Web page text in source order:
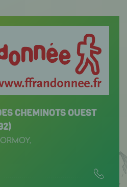
CHEMINOTS OUEST